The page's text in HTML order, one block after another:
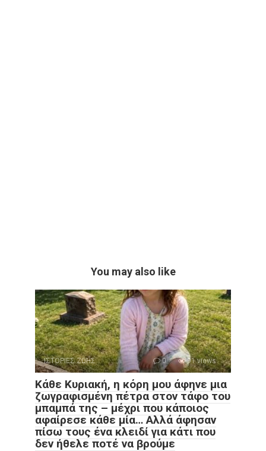
You may also like
ΙΣΤΟΡΙΕΣ ΖΩΗΣ 0 91 views
Κάθε Κυριακή, η κόρη μου άφηνε μια
ζωγραφισμένη πέτρα στον τάφο του
μπαμπά της – μέχρι που κάποιος
αφαίρεσε κάθε μία… Αλλά άφησαν
πίσω τους ένα κλειδί για κάτι που
δεν ήθελε ποτέ να βρούμε